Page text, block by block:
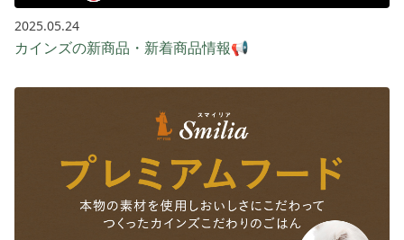
2025.05.24
カインズの新商品・新着商品情報📢